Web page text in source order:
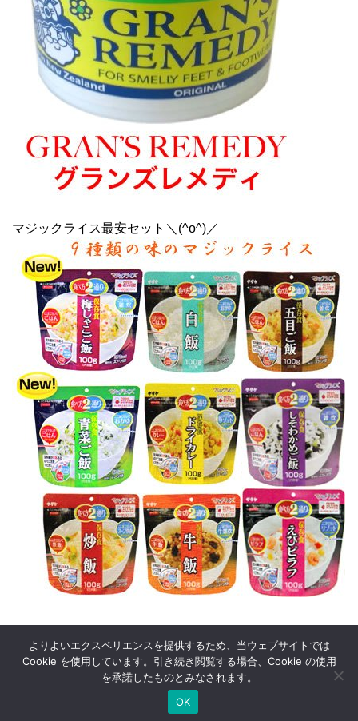
マジックライス最安セット＼(^o^)／
52回の週末
よりよいエクスペリエンスを提供するため、当ウェブサイトでは
Cookie を使用しています。引き続き閲覧する場合、Cookie の使用
を承諾したものとみなされます。
OK